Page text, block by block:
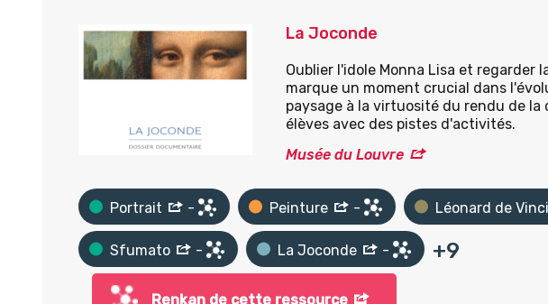
La Joconde
Oublier l'idole Monna Lisa et regarder
marque un moment crucial dans
paysage à la virtuosité du rendu de
élèves avec des pistes d'activités.
Musée du Louvre
Portrait - Peinture - Léonard de Vinci
Sfumato - La Joconde - +9
Renkan de cette ressource